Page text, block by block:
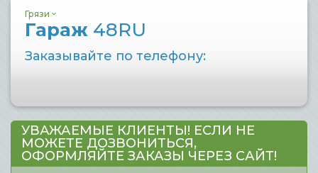
Грязи
Гараж 48RU
Заказывайте по телефону:
УВАЖАЕМЫЕ КЛИЕНТЫ! ЕСЛИ НЕ
МОЖЕТЕ ДОЗВОНИТЬСЯ,
ОФОРМЛЯЙТЕ ЗАКАЗЫ ЧЕРЕЗ САЙТ!